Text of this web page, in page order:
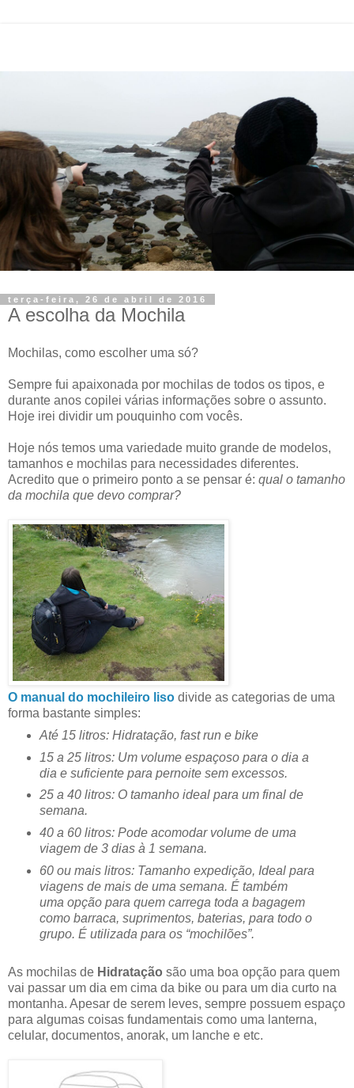
terça-feira, 26 de abril de 2016
A escolha da Mochila
Mochilas, como escolher uma só?
Sempre fui apaixonada por mochilas de todos os tipos, e
durante anos copilei várias informações sobre o assunto.
Hoje irei dividir um pouquinho com vocês.
Hoje nós temos uma variedade muito grande de modelos,
tamanhos e mochilas para necessidades diferentes.
Acredito que o primeiro ponto a se pensar é: qual o tamanho
da mochila que devo comprar?
O manual do mochileiro liso divide as categorias de uma
forma bastante simples:
Até 15 litros: Hidratação, fast run e bike
15 a 25 litros: Um volume espaçoso para o dia a
dia e suficiente para pernoite sem excessos.
25 a 40 litros: O tamanho ideal para um final de
semana.
40 a 60 litros: Pode acomodar volume de uma
viagem de 3 dias à 1 semana.
60 ou mais litros: Tamanho expedição, Ideal para
viagens de mais de uma semana. É também
uma opção para quem carrega toda a bagagem
como barraca, suprimentos, baterias, para todo o
grupo. É utilizada para os “mochilões”.
As mochilas de Hidratação são uma boa opção para quem
vai passar um dia em cima da bike ou para um dia curto na
montanha. Apesar de serem leves, sempre possuem espaço
para algumas coisas fundamentais como uma lanterna,
celular, documentos, anorak, um lanche e etc.